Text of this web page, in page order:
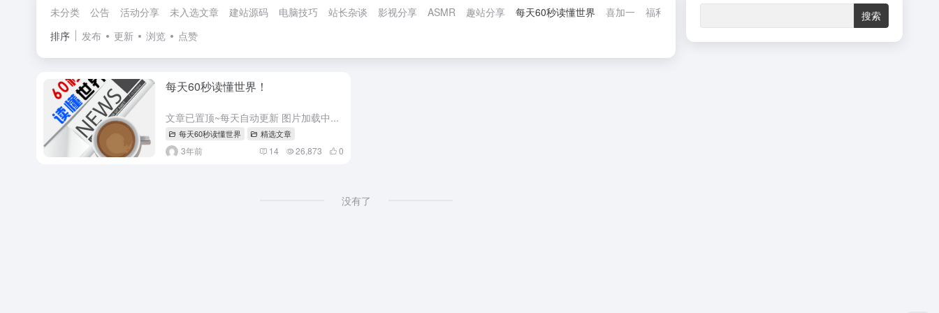
未分类 公告 活动分享 未入选文章 建站源码 电脑技巧 站长杂谈 影视分享 ASMR 趣站分享 每天60秒读懂世界 喜加一 福利巴士
排序
发布 更新 浏览 点赞
每天60秒读懂世界！
文章已置顶~每天自动更新 图片加载中...
每天60秒读懂世界 精选文章
3年前 14 26,873 0
没有了